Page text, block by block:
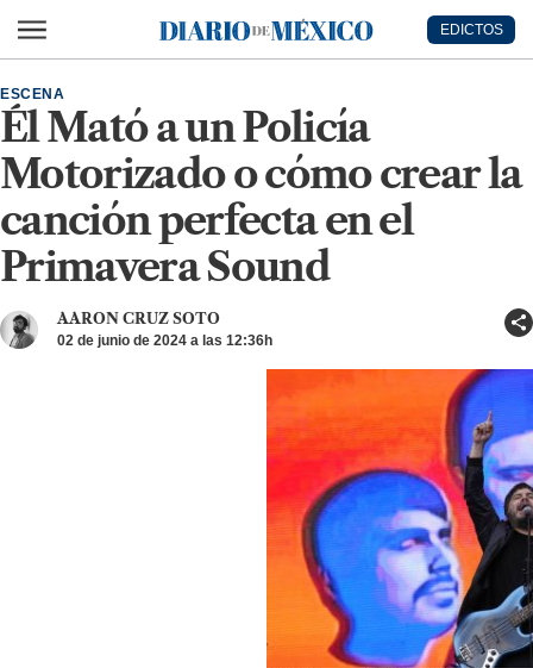
Diario de México
EDICTOS
Él Mató a un Policía
Motorizado o cómo crear la
canción perfecta en el
Primavera Sound
ESCENA
AARON CRUZ SOTO
02 de junio de 2024 a las 12:36h